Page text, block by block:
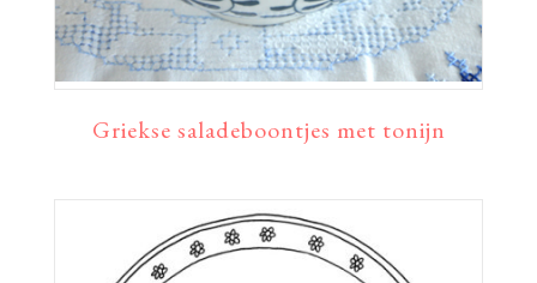
Griekse saladeboontjes met tonijn